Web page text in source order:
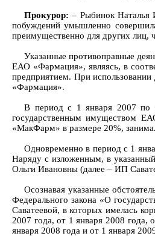
Прокурор: – Рыбинок Наталья
побуждений умышленно
преимущественно для других лиц,
Указанные противоправные
ЕАО «Фармация», являясь, в
предприятием. При
«Фармация».
В период с 1 января 2007 по
государственным имуществом
«МакФарм» в размере 20%,
Одновременно в период с 1
Наряду с изложенным, в
Ольги Ивановны (далее – ИП
Осознавая указанные
Федерального закона «О
Саватеевой, в которых имелась
2007 года, от 1 января 2008 года,
января 2008 года и от 1 января